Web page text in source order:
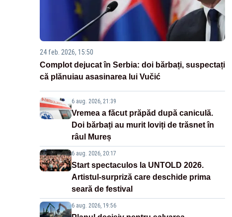
24 feb. 2026, 15:50
Complot dejucat în Serbia: doi bărbați, suspectați
că plănuiau asasinarea lui Vučić
6 aug. 2026, 21:39
Vremea a făcut prăpăd după caniculă.
Doi bărbați au murit loviți de trăsnet în
râul Mureș
6 aug. 2026, 20:17
Start spectaculos la UNTOLD 2026.
Artistul-surpriză care deschide prima
seară de festival
6 aug. 2026, 19:56